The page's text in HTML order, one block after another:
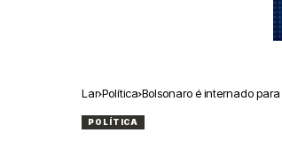
Lar Política Bolsonaro é internado
POLÍTICA